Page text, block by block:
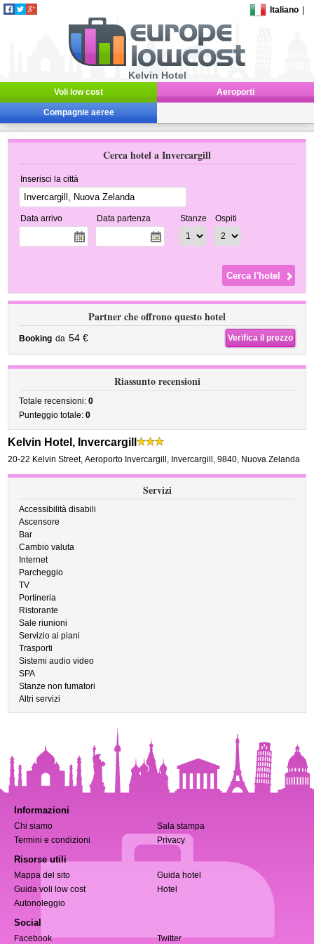
Italiano
Kelvin Hotel
Voli low cost Aeroporti
Compagnie aeree
Cerca hotel a Invercargill
Inserisci la città
Data arrivo Data partenza Stanze Ospiti
Partner che offrono questo hotel
Booking da 54 € Verifica il prezzo
Riassunto recensioni
Totale recensioni:0
Punteggio totale:0
Kelvin Hotel, Invercargill
20-22 Kelvin Street,Aeroporto Invercargill, Invercargill ,9840, Nuova Zelanda
Servizi
Accessibilità disabili
Ascensore
Bar
Cambio valuta
Internet
Parcheggio
TV
Portineria
Ristorante
Sale riunioni
Servizio ai piani
Trasporti
Sistemi audio video
SPA
Stanze non fumatori
Altri servizi
Informazioni
Chi siamo
Sala stampa
Termini e condizioni
Privacy
Risorse utili
Mappa del sito
Guida hotel
Guida voli low cost
Hotel
Autonoleggio
Social
Facebook Twitter